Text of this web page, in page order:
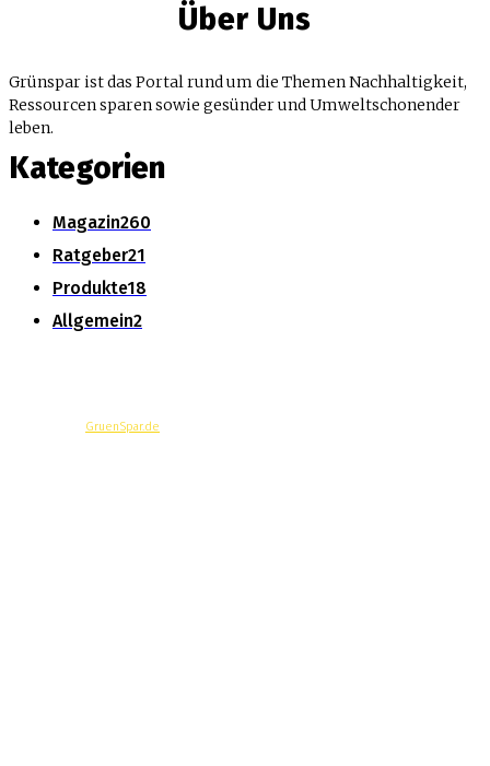
Über Uns
Grünspar ist das Portal rund um die Themen Nachhaltigkeit,
Ressourcen sparen sowie gesünder und Umweltschonender
leben.
Kategorien
Magazin260
Ratgeber21
Produkte18
Allgemein2
GruenSpar.de